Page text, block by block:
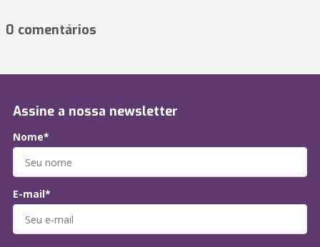
0 comentários
Assine a nossa newsletter
Nome*
E-mail*